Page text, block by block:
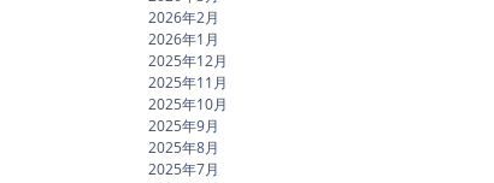
2026年2月
2026年1月
2025年12月
2025年11月
2025年10月
2025年9月
2025年8月
2025年7月